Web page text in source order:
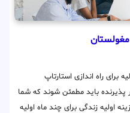
مغولستان
راه اندازی استارتاپ
باید مطمئن شوند که شما
اولیه زندگی برای چند ماه اولیه